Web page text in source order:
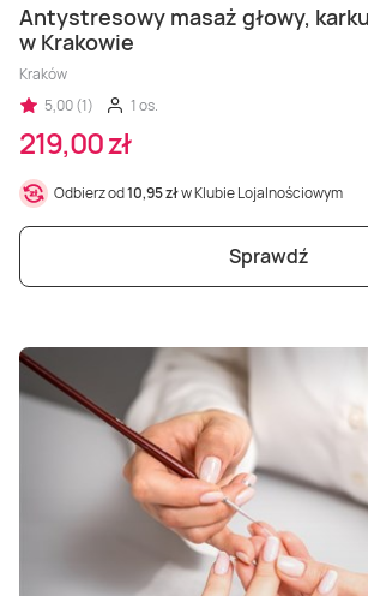
Antystresowy masaż głowy,
w Krakowie
Kraków
5,00 (1)
1 os.
219,00 zł
Odbierz od10,95 złw Klubie Lojalnościowym
Sprawdź